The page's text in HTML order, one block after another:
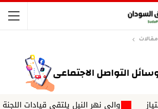
مقالات
والي نهر النيل يلتقي قيادات اللجنة